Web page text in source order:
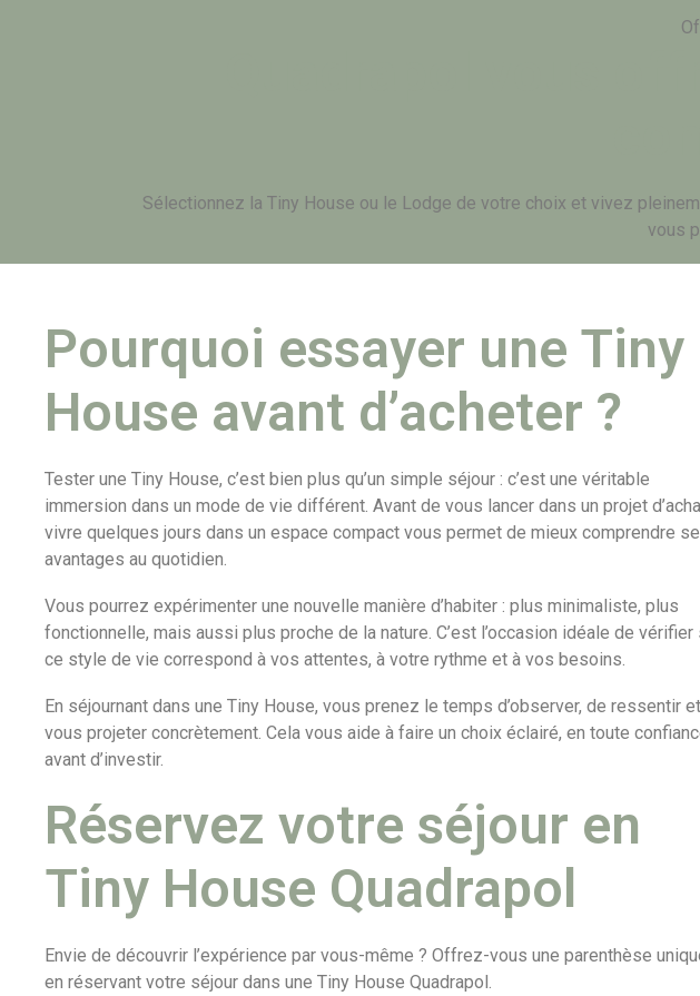
Sélectionnez la Tiny House ou le Lodge de votre choix et vivez
vous
Pourquoi essayer une Tiny
House avant d’acheter ?
Tester une Tiny House, c’est bien plus qu’un simple séjour : c’est une véritable
immersion dans un mode de vie différent. Avant de vous lancer dans un projet
vivre quelques jours dans un espace compact vous permet de mieux comprendre
avantages au quotidien.
Vous pourrez expérimenter une nouvelle manière d’habiter : plus minimaliste, plus
fonctionnelle, mais aussi plus proche de la nature. C’est l’occasion idéale de vérifier
ce style de vie correspond à vos attentes, à votre rythme et à vos besoins.
En séjournant dans une Tiny House, vous prenez le temps d’observer, de ressentir
vous projeter concrètement. Cela vous aide à faire un choix éclairé, en toute
avant d’investir.
Réservez votre séjour en
Tiny House Quadrapol
Envie de découvrir l’expérience par vous-même ? Offrez-vous une parenthèse
en réservant votre séjour dans une Tiny House Quadrapol.